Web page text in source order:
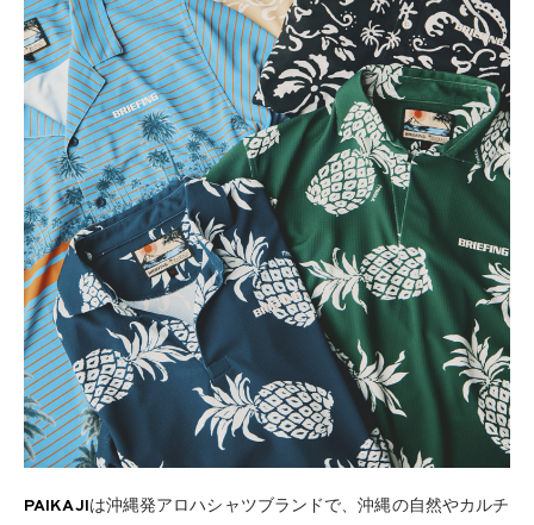
PAIKAJIは沖縄発アロハシャツブランドで、沖縄の自然やカルチ